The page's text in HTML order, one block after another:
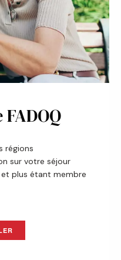
régions
sur votre séjour
plus étant membre